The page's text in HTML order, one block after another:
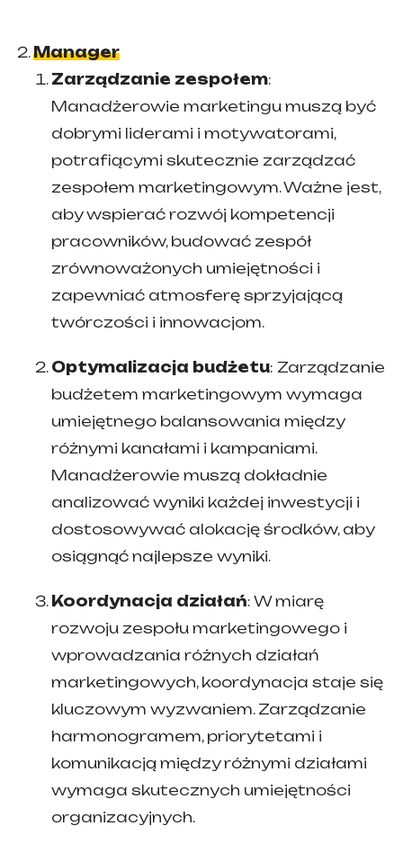
Manager
Zarządzanie zespołem:
Manadżerowie marketingu muszą być
dobrymi liderami i motywatorami,
potrafiącymi skutecznie zarządzać
zespołem marketingowym. Ważne jest,
aby wspierać rozwój kompetencji
pracowników, budować zespół
zrównoważonych umiejętności i
zapewniać atmosferę sprzyjającą
twórczości i innowacjom.
Optymalizacja budżetu: Zarządzanie
budżetem marketingowym wymaga
umiejętnego balansowania między
różnymi kanałami i kampaniami.
Manadżerowie muszą dokładnie
analizować wyniki każdej inwestycji i
dostosowywać alokację środków, aby
osiągnąć najlepsze wyniki.
Koordynacja działań: W miarę
rozwoju zespołu marketingowego i
wprowadzania różnych działań
marketingowych, koordynacja staje się
kluczowym wyzwaniem. Zarządzanie
harmonogramem, priorytetami i
komunikacją między różnymi działami
wymaga skutecznych umiejętności
organizacyjnych.